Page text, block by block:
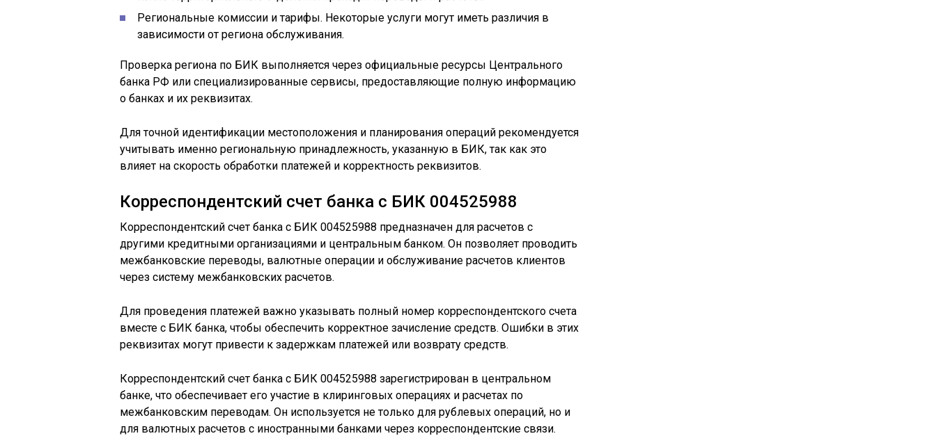
Региональные комиссии и тарифы. Некоторые услуги могут иметь различия в
зависимости от региона обслуживания.
Проверка региона по БИК выполняется через официальные ресурсы Центрального
банка РФ или специализированные сервисы, предоставляющие полную информацию
о банках и их реквизитах.
Для точной идентификации местоположения и планирования операций рекомендуется
учитывать именно региональную принадлежность, указанную в БИК, так как это
влияет на скорость обработки платежей и корректность реквизитов.
Корреспондентский счет банка с БИК 004525988
Корреспондентский счет банка с БИК 004525988 предназначен для расчетов с
другими кредитными организациями и центральным банком. Он позволяет проводить
межбанковские переводы, валютные операции и обслуживание расчетов клиентов
через систему межбанковских расчетов.
Для проведения платежей важно указывать полный номер корреспондентского счета
вместе с БИК банка, чтобы обеспечить корректное зачисление средств. Ошибки в этих
реквизитах могут привести к задержкам платежей или возврату средств.
Корреспондентский счет банка с БИК 004525988 зарегистрирован в центральном
банке, что обеспечивает его участие в клиринговых операциях и расчетах по
межбанковским переводам. Он используется не только для рублевых операций, но и
для валютных расчетов с иностранными банками через корреспондентские связи.